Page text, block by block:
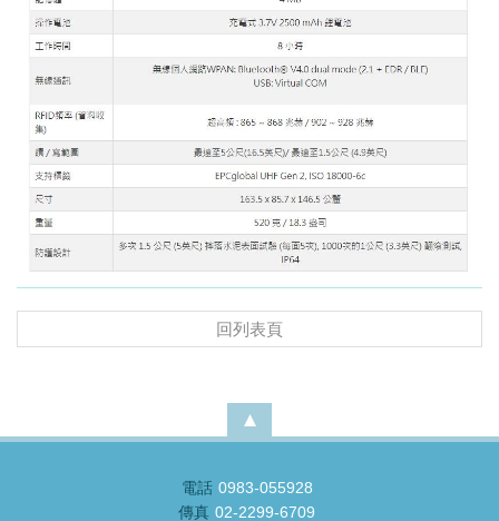
回列表頁
電話 0983-055928
傳真 02-2299-6709